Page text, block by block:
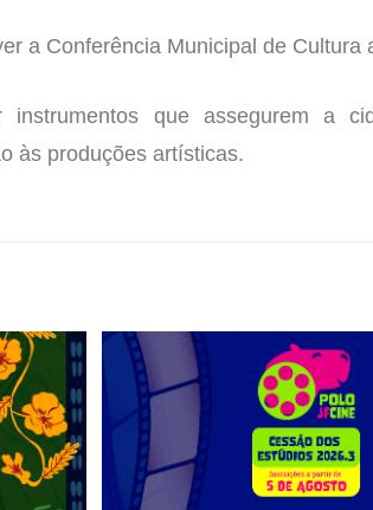
a Conferência Municipal de Cultura
instrumentos que assegurem a
às produções artísticas.